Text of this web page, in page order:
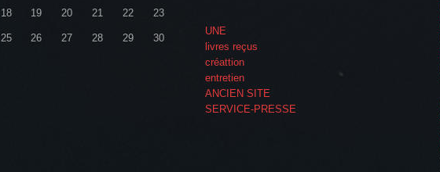
18 19 20 21 22 23
25 26 27 28 29 30
UNE
livres reçus
créattion
entretien
ANCIEN SITE
SERVICE-PRESSE